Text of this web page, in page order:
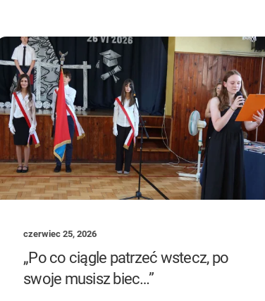
czerwiec 25, 2026
„Po co ciągle patrzeć wstecz, po
swoje musisz biec…”